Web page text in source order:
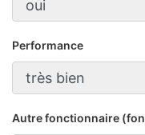
Performance
Autre fonctionnaire